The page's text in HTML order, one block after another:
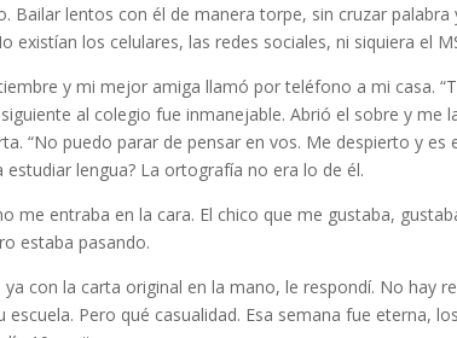
Bailar lentos con él de manera torpe, sin cruzar
existían los celulares, las redes sociales, ni siquiera el
y mi mejor amiga llamó por teléfono a mi casa.
al colegio fue inmanejable. Abrió el sobre y me
“No puedo parar de pensar en vos. Me despierto y
estudiar lengua? La ortografía no era lo de él.
me entraba en la cara. El chico que me gustaba,
estaba pasando.
ya con la carta original en la mano, le respondí. No hay
escuela. Pero qué casualidad. Esa semana fue eterna,